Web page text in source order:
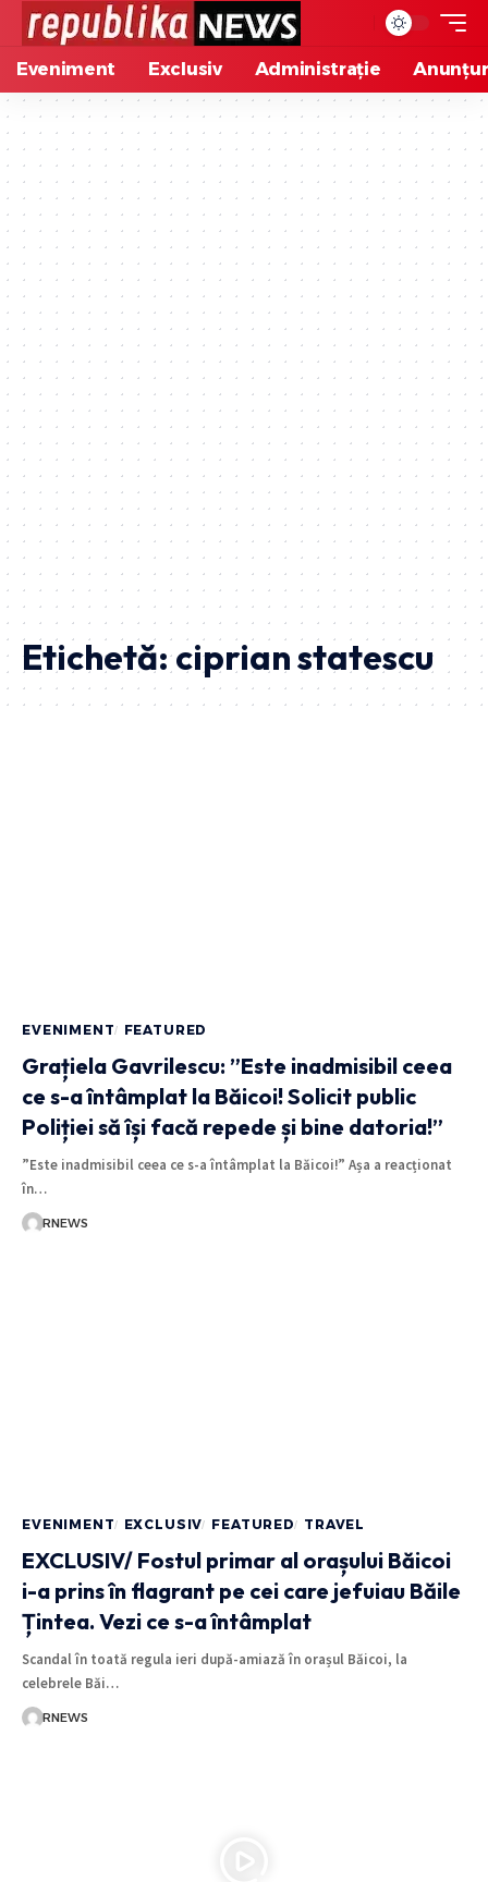
Eveniment Exclusiv Administrație
Etichetă:ciprian statescu
EVENIMENT FEATURED
Grațiela Gavrilescu: ”Este inadmisibil ceea
ce s-a întâmplat la Băicoi! Solicit public
Poliției să își facă repede și bine datoria!”
”Este inadmisibil ceea ce s-a întâmplat la Băicoi!” Așa a reacționat
în…
RNEWS
EVENIMENT EXCLUSIV FEATURED TRAVEL
EXCLUSIV/ Fostul primar al orașului Băicoi
i-a prins în flagrant pe cei care jefuiau Băile
Țintea. Vezi ce s-a întâmplat
Scandal în toată regula ieri după-amiază în orașul Băicoi, la
celebrele Băi…
RNEWS